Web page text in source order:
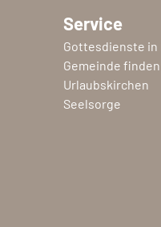
Service
Gottesdienste
Gemeinde finden
Urlaubskirchen
Seelsorge